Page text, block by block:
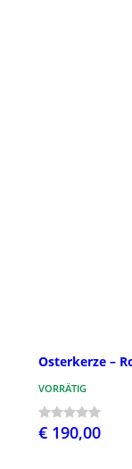
Osterkerze –
VORRÄTIG
€ 190,00